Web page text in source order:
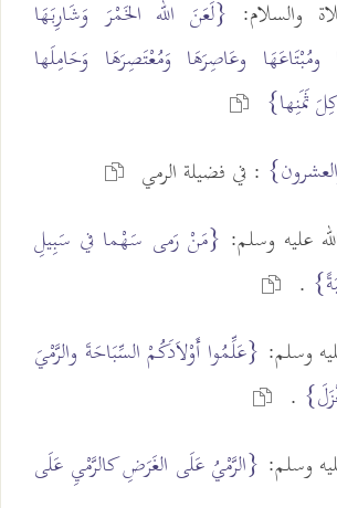
والسلام: {لَعَنَ الله الخَمْرَ وَشَارِبَهَا
ومُبْتَاعَهَا وعَاصِرَهَا وَمُعْتَصِرَهَا وَحَامِلَها
ثَمَنِها}
: في فضيلة الرمي
عليه وسلم: {مَنْ رَمى سَهْما في سَبِيلِ
.
وسلم: {عَلِّمُوا أَوْلاَدَكُمْ السِّبَاحَةَ والرَّمْيَ
.
وسلم: {الرَّمْيُ عَلَى الغَرَضِ كالرَّمْيِ عَلَى